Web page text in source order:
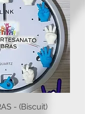
- (Biscuit)